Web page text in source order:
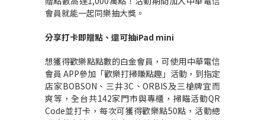
會員就能一起同樂抽大獎。
分享打卡即贈點、還可抽iPad mini
想獲得歡樂點點數的白金會員，可使用中華電信
會員 APP參加「歡樂打掃賺點趣」活動，到指定
店家BOBSON、三井3C、ORBIS及三槍牌宜而
爽等，全台共142家門市與專櫃，掃瞄活動QR
Code並打卡，每次可獲得歡樂點50點，活動總